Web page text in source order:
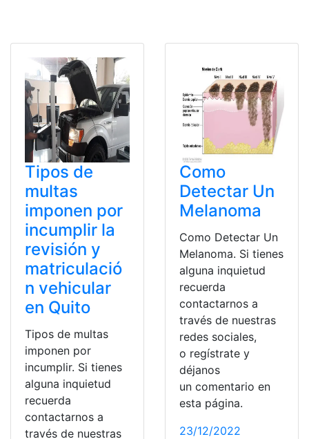
Tipos de
multas
imponen por
incumplir la
revisión y
matriculació
n vehicular
en Quito
Tipos de multas
imponen por
incumplir. Si tienes
alguna inquietud
recuerda
contactarnos a
través de nuestras
Como
Detectar Un
Melanoma
Como Detectar Un
Melanoma. Si tienes
alguna inquietud
recuerda
contactarnos a
través de nuestras
redes sociales,
o regístrate y
déjanos
un comentario en
esta página.
23/12/2022